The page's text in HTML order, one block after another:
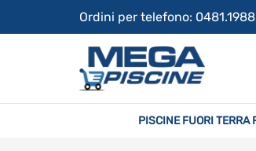
Ordini per telefono:
PISCINE FUORI TERRA